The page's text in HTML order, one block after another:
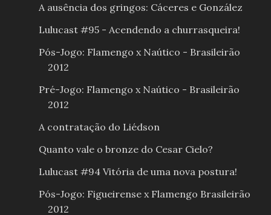
A ausência dos gringos: Cáceres e González
Lulucast #95 - Acendendo a churrasqueira!
Pós-Jogo: Flamengo x Naútico - Brasileirão
2012
Pré-Jogo: Flamengo x Naútico - Brasileirão
2012
A contratação do Liédson
Quanto vale o bronze do Cesar Cielo?
Lulucast #94 Vitória de uma nova postura!
Pós-Jogo: Figueirense x Flamengo Brasileirão
2012